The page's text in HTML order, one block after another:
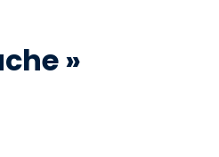
revue»